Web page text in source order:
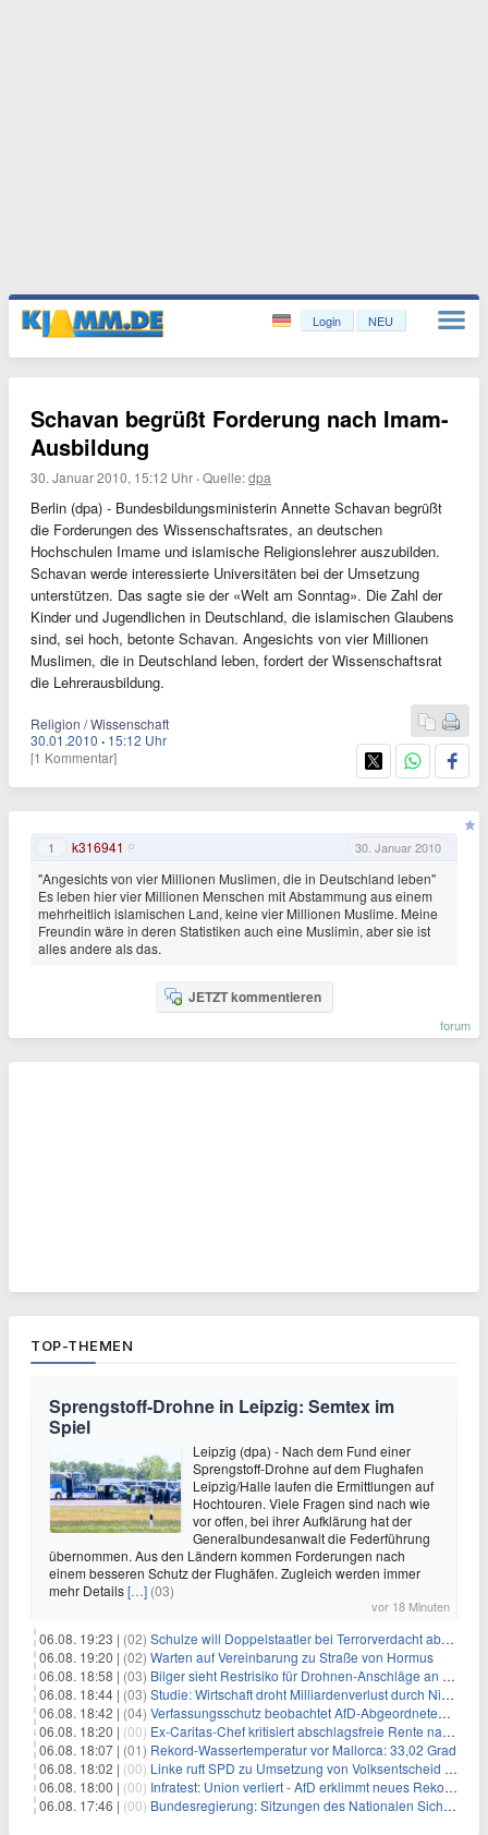
Login NEU
Schavan begrüßt Forderung nach Imam-
Ausbildung
30. Januar 2010, 15:12 Uhr ·Quelle:dpa
Berlin (dpa) - Bundesbildungsministerin Annette Schavan begrüßt
die Forderungen des Wissenschaftsrates, an deutschen
Hochschulen Imame und islamische Religionslehrer auszubilden.
Schavan werde interessierte Universitäten bei der Umsetzung
unterstützen. Das sagte sie der «Welt am Sonntag». Die Zahl der
Kinder und Jugendlichen in Deutschland, die islamischen Glaubens
sind, sei hoch, betonte Schavan. Angesichts von vier Millionen
Muslimen, die in Deutschland leben, fordert der Wissenschaftsrat
die Lehrerausbildung.
Religion / Wissenschaft
30.01.2010 · 15:12 Uhr
[1 Kommentar]
1 k316941 30. Januar 2010
"Angesichts von vier Millionen Muslimen, die in Deutschland leben"
Es leben hier vier Millionen Menschen mit Abstammung aus einem
mehrheitlich islamischen Land, keine vier Millionen Muslime. Meine
Freundin wäre in deren Statistiken auch eine Muslimin, aber sie ist
alles andere als das.
JETZT kommentieren
forum
TOP-THEMEN
Sprengstoff-Drohne in Leipzig: Semtex im
Spiel
Leipzig (dpa) - Nach dem Fund einer
Sprengstoff-Drohne auf dem Flughafen
Leipzig/Halle laufen die Ermittlungen auf
Hochtouren. Viele Fragen sind nach wie
vor offen, bei ihrer Aufklärung hat der
Generalbundesanwalt die Federführung
übernommen. Aus den Ländern kommen Forderungen nach
einem besseren Schutz der Flughäfen. Zugleich werden immer
mehr Details[…] (03)
vor 18 Minuten
06.08. 19:23 | (02) Schulze will Doppelstaatler bei Terrorverdacht abschieben
06.08. 19:20 | (02) Warten auf Vereinbarung zu Straße von Hormus
06.08. 18:58 | (03) Bilger sieht Restrisiko für Drohnen-Anschläge an Flughäfen
06.08. 18:44 | (03) Studie: Wirtschaft droht Milliardenverlust durch Niedrigwasser
06.08. 18:42 | (04) Verfassungsschutz beobachtet AfD-Abgeordneten Nolte
06.08. 18:20 | (00) Ex-Caritas-Chef kritisiert abschlagsfreie Rente nach 45 Jahren
06.08. 18:07 | (01) Rekord-Wassertemperatur vor Mallorca: 33,02 Grad
06.08. 18:02 | (00) Linke ruft SPD zu Umsetzung von Volksentscheid auf
06.08. 18:00 | (00) Infratest: Union verliert - AfD erklimmt neues Rekordhoch
06.08. 17:46 | (00) Bundesregierung: Sitzungen des Nationalen Sicherheitsrates geheim